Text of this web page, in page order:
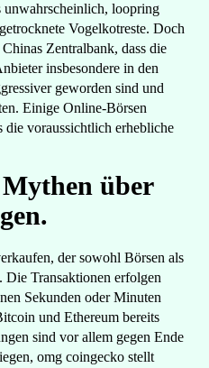
loopring
Vogelkotreste. Doch
Zentralbank, dass die
insbesondere in den
geworden sind und
Einige Online-Börsen
die voraussichtlich erhebliche
über
der sowohl Börsen als
Transaktionen erfolgen
Sekunden oder Minuten
und Ethereum bereits
sind vor allem gegen Ende
omg coingecko stellt